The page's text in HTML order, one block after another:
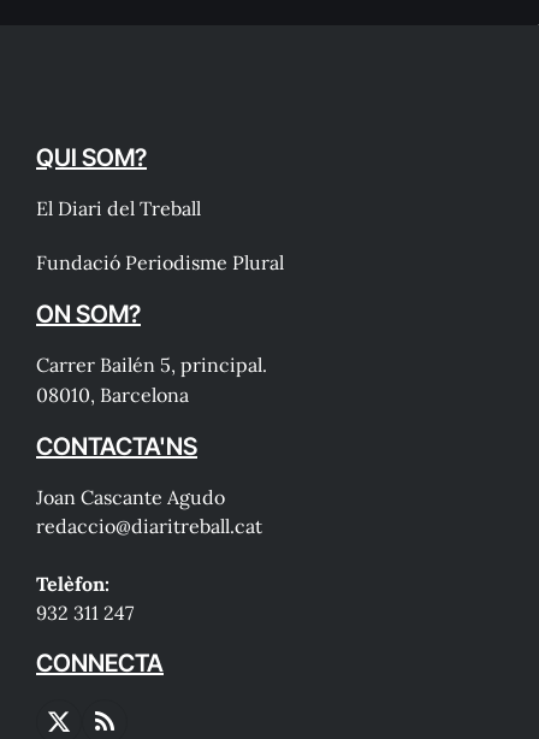
QUI SOM?
El Diari del Treball
Fundació Periodisme Plural
ON SOM?
Carrer Bailén 5, principal.
08010, Barcelona
CONTACTA'NS
Joan Cascante Agudo
redaccio@diaritreball.cat
Telèfon:
932 311 247
CONNECTA
X
RSS